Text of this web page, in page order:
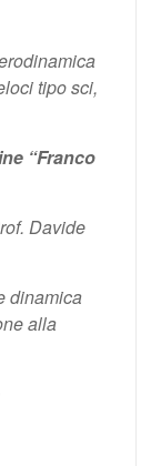
tipo sci,
“Franco
Davide
dinamica
alla